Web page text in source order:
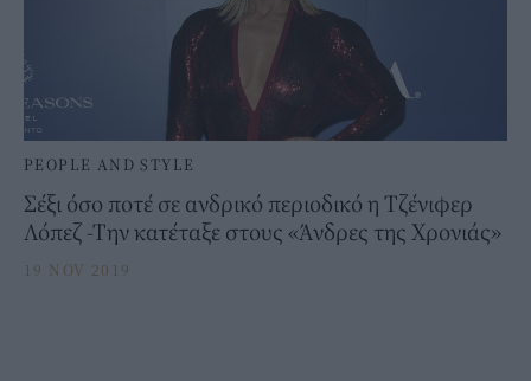
PEOPLE AND STYLE
Σέξι όσο ποτέ σε ανδρικό περιοδικό η Τζένιφερ
Λόπεζ -Την κατέταξε στους «Άνδρες της Χρονιάς»
19 NOV 2019